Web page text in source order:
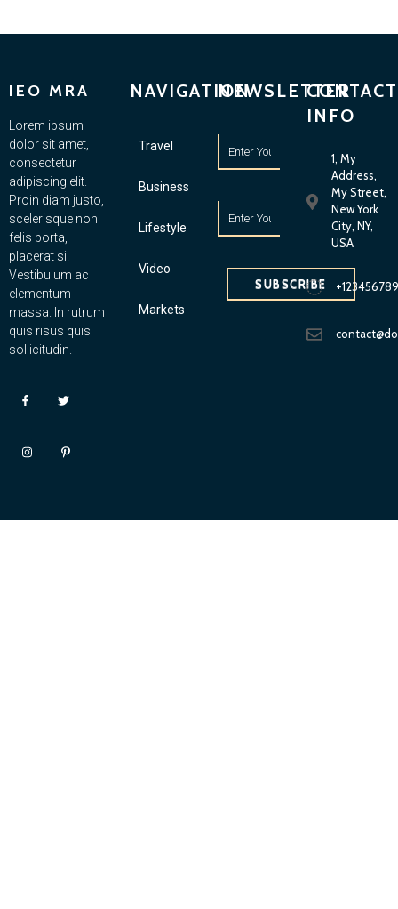
IEO MRA
Lorem ipsum
dolor sit amet,
consectetur
adipiscing elit.
Proin diam justo,
scelerisque non
felis porta,
placerat si.
Vestibulum ac
elementum
massa. In rutrum
quis risus quis
sollicitudin.
NAVIGATION
Travel
Business
Lifestyle
Video
Markets
NEWSLETTER
SUBSCRIBE
CONTACT
INFO
1, My
Address,
My Street,
New York
City, NY,
USA